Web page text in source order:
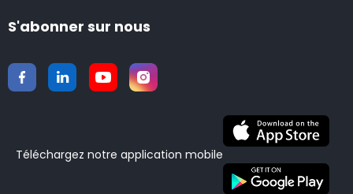
S'abonner sur nous
Téléchargez notre application mobile